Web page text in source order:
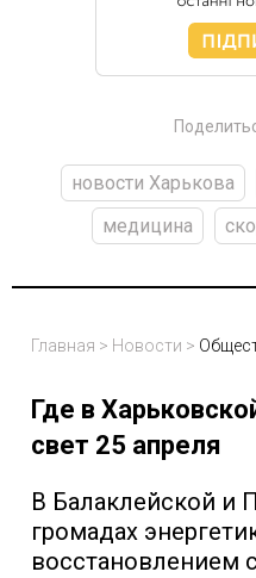
новости Харькова
медицина
Главная > Новости >
Где в
свет 25 апреля
В Балаклейской и
громадах
восстановлением